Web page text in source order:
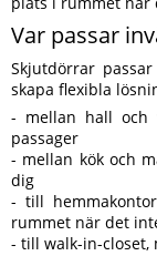
Var passar
Skjutdörrar
skapa flexibla
- mellan hall och
passager
- mellan kök och
dig
- till
rummet när det
- till walk-in-closet,